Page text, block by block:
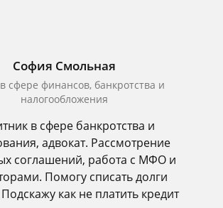
София Смольная
сфере финансов, банкротства и
налогообложения
в сфере банкротства и
адвокат. Рассмотрение
соглашений, работа с МФО и
Помогу списать долги
как не платить кредит